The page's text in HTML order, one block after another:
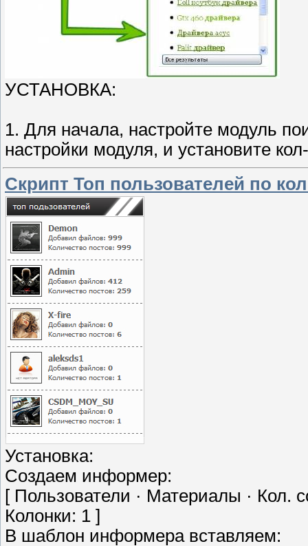
УСТАНОВКА:
1. Для начала, настройте модуль
настройки модуля, и установите
Скрипт Топ пользователей по
Установка:
Создаем информер:
[ Пользователи · Материалы ·
Колонки: 1 ]
В шаблон информера вставляем: